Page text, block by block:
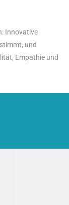
Innovative
und
Empathie und